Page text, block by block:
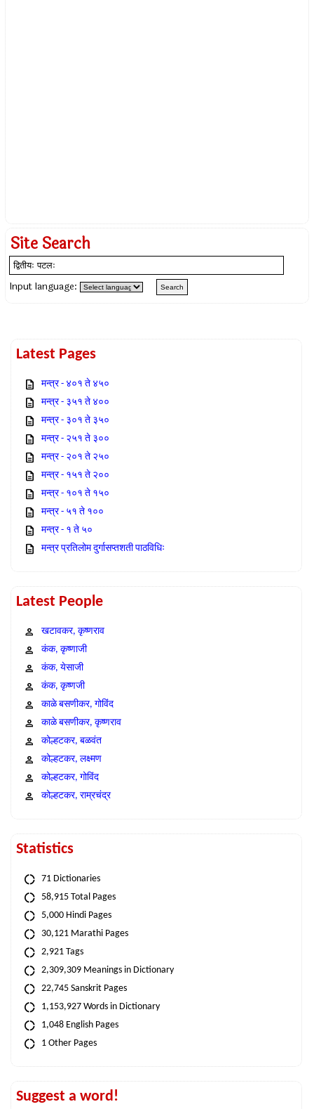
Site Search
Input language:
Latest Pages
मन्त्र - ४०१ ते ४५०
मन्त्र - ३५१ ते ४००
मन्त्र - ३०१ ते ३५०
मन्त्र - २५१ ते ३००
मन्त्र - २०१ ते २५०
मन्त्र - १५१ ते २००
मन्त्र - १०१ ते १५०
मन्त्र - ५१ ते १००
मन्त्र - १ ते ५०
मन्त्र प्रतिलोम दुर्गासप्तशती पाठविधिः
Latest People
खटावकर, कृष्णराव
कंक, कृष्णाजी
कंक, येसाजी
कंक, कृष्णजी
काळे बसणीकर, गोविंद
काळे बसणीकर, कृष्णराव
कोल्हटकर, बळवंत
कोल्हटकर, लक्ष्मण
कोल्हटकर, गोविंद
कोल्हटकर, राम्रचंद्र
Statistics
71 Dictionaries
58,915 Total Pages
5,000 Hindi Pages
30,121 Marathi Pages
2,921 Tags
2,309,309 Meanings in Dictionary
22,745 Sanskrit Pages
1,153,927 Words in Dictionary
1,048 English Pages
1 Other Pages
Suggest a word!